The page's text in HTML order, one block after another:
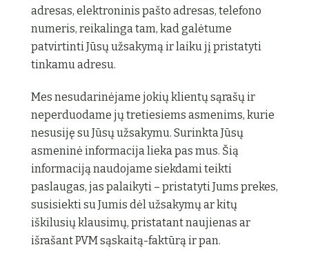
adresas, elektroninis pašto adresas, telefono
numeris, reikalinga tam, kad galėtume
patvirtinti Jūsų užsakymą ir laiku jį pristatyti
tinkamu adresu.
Mes nesudarinėjame jokių klientų sąrašų ir
neperduodame jų tretiesiems asmenims, kurie
nesusiję su Jūsų užsakymu. Surinkta Jūsų
asmeninė informacija lieka pas mus. Šią
informaciją naudojame siekdami teikti
paslaugas, jas palaikyti – pristatyti Jums prekes,
susisiekti su Jumis dėl užsakymų ar kitų
iškilusių klausimų, pristatant naujienas ar
išrašant PVM sąskaitą-faktūrą ir pan.